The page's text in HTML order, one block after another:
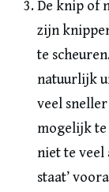
De knip of
zijn
te
natuurlijk
veel
mogelijk
niet te veel
staat’